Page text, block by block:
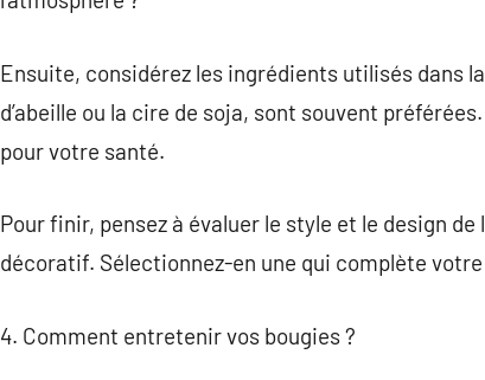
Ensuite, considérez les ingrédients utilisés dans
d’abeille ou la cire de soja, sont souvent
pour votre santé.
Pour finir, pensez à évaluer le style et le design
décoratif. Sélectionnez-en une qui complète
4. Comment entretenir vos bougies ?